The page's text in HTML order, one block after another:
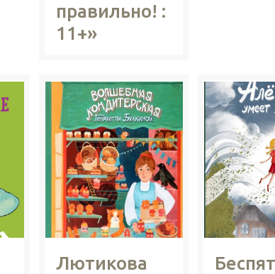
правильно! :
11+»
Лютикова